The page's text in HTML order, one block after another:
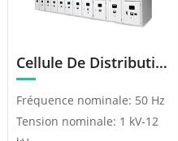
Cellule De Distribution AC Blindée, Amovible Et Métallique KYN28A-12
Fréquence nominale: 50 Hz
Tension nominale: 1 kV-12